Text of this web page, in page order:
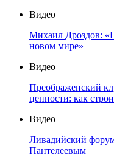
Видео
Михаил Дроздов:
новом мире»
Видео
Преображенский
ценности: как
Видео
Ливадийский
Пантелеевым